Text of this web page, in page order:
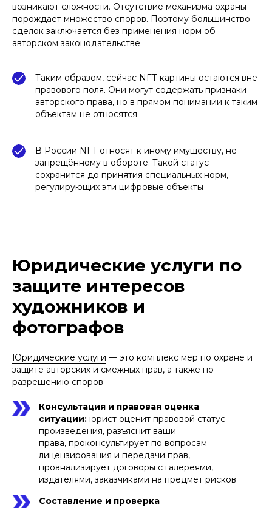
возникают сложности. Отсутствие механизма охраны
порождает множество споров. Поэтому большинство
сделок заключается без применения норм об
авторском законодательстве
Таким образом, сейчас NFT-картины остаются вне
правового поля. Они могут содержать признаки
авторского права, но в прямом понимании к таким
объектам не относятся
В России NFT относят к иному имуществу, не
запрещённому в обороте. Такой статус
сохранится до принятия специальных норм,
регулирующих эти цифровые объекты
Юридические услуги по
защите интересов
художников и
фотографов
Юридические услуги — это комплекс мер по охране и
защите авторских и смежных прав, а также по
разрешению споров
Консультация и правовая оценка
ситуации: юрист оценит правовой статус
произведения, разъяснит ваши
права, проконсультирует по вопросам
лицензирования и передачи прав,
проанализирует договоры с галереями,
издателями, заказчиками на предмет рисков
Составление и проверка